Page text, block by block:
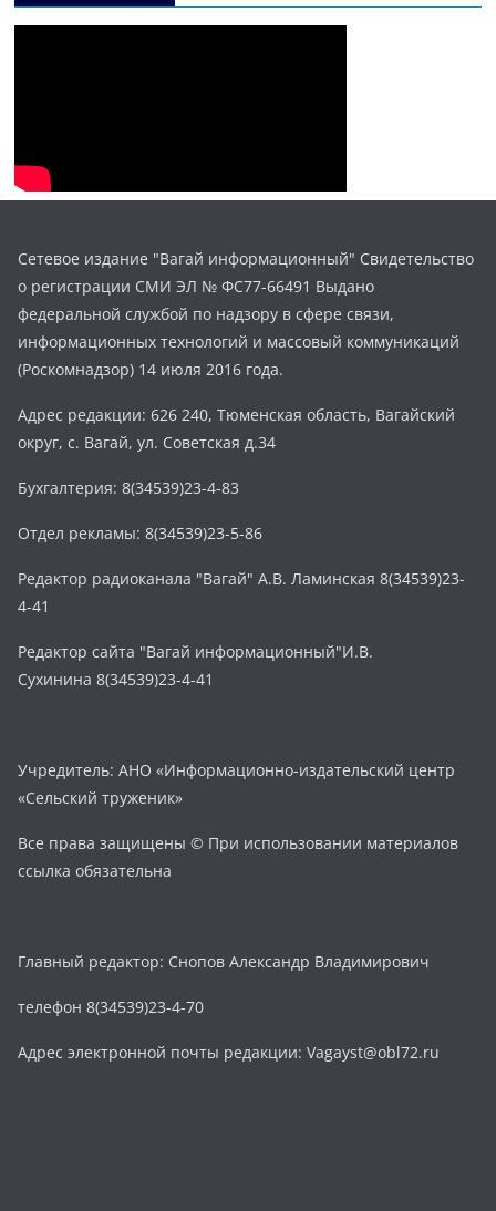
Сетевое издание "Вагай информационный" Свидетельство
о регистрации СМИ ЭЛ № ФС77-66491 Выдано
федеральной службой по надзору в сфере связи,
информационных технологий и массовый коммуникаций
(Роскомнадзор) 14 июля 2016 года.
Адрес редакции: 626 240, Тюменская область, Вагайский
округ, с. Вагай, ул. Советская д.34
Бухгалтерия: 8(34539)23-4-83
Отдел рекламы: 8(34539)23-5-86
Редактор радиоканала "Вагай" А.В. Ламинская 8(34539)23-
4-41
Редактор сайта "Вагай информационный"И.В.
Сухинина 8(34539)23-4-41
Учредитель: АНО «Информационно-издательский центр
«Сельский труженик»
Все права защищены © При использовании материалов
ссылка обязательна
Главный редактор: Снопов Александр Владимирович
телефон 8(34539)23-4-70
Адрес электронной почты редакции: Vagayst@obl72.ru